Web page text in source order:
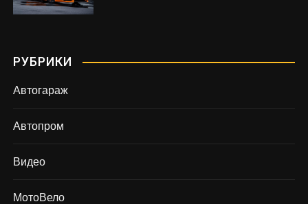
РУБРИКИ
Автогараж
Автопром
Видео
МотоВело